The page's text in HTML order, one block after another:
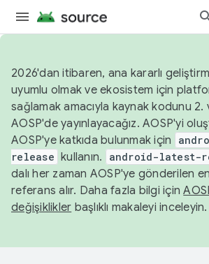
2026'dan itibaren, ana kararlı
uyumlu olmak ve ekosistem için
sağlamak amacıyla kaynak kodunu
AOSP'de yayınlayacağız. AOSP'yi
AOSP'ye katkıda bulunmak için
release kullanın. android-latest-
dalı her zaman AOSP'ye gönderilen
referans alır. Daha fazla bilgi için
değişiklikler başlıklı makaleyi inceleyin.